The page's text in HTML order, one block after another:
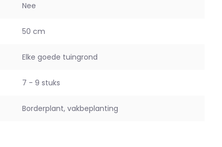
Nee
50 cm
Elke goede tuingrond
7 - 9 stuks
Borderplant, vakbeplanting